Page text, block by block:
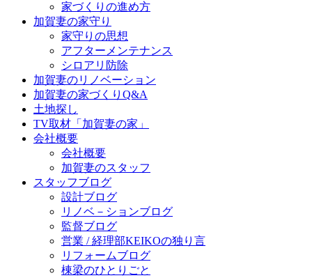
家づくりの進め方
加賀妻の家守り
家守りの思想
アフターメンテナンス
シロアリ防除
加賀妻のリノベーション
加賀妻の家づくりQ&A
土地探し
TV取材「加賀妻の家」
会社概要
会社概要
加賀妻のスタッフ
スタッフブログ
設計ブログ
リノベ－ションブログ
監督ブログ
営業 / 経理部KEIKOの独り言
リフォームブログ
棟梁のひとりごと